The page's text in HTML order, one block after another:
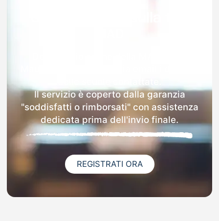
Il servizio è coperto dalla garanzia
"soddisfatti o rimborsati" con assistenza
dedicata prima dell'invio finale.
REGISTRATI ORA